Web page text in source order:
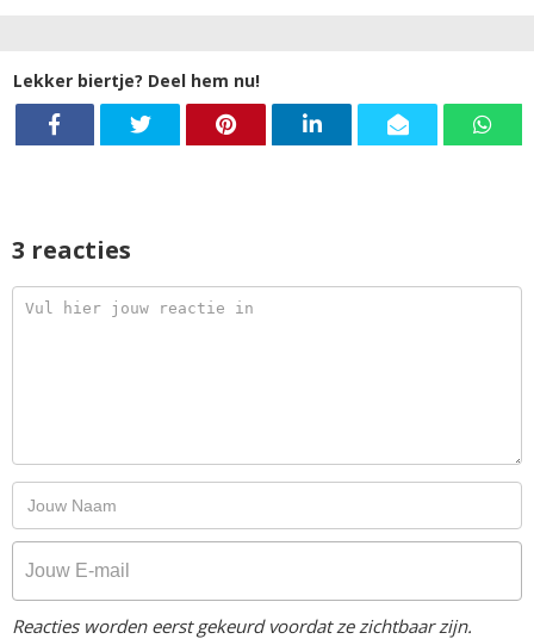
Lekker biertje? Deel hem nu!
3 reacties
Reacties worden eerst gekeurd voordat ze zichtbaar zijn.